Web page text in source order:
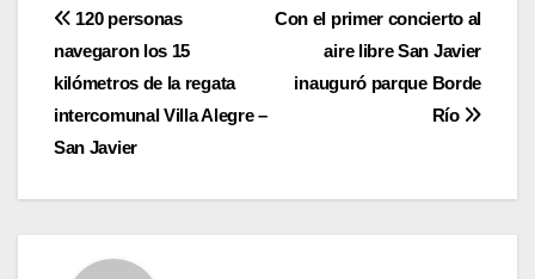
Navegación
de
entradas
Con el primer concierto al
aire libre San Javier
inauguró parque Borde
Río
120 personas
navegaron los 15
kilómetros de la regata
intercomunal Villa Alegre –
San Javier